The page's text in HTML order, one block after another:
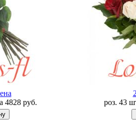
4828 руб.
роз. 43